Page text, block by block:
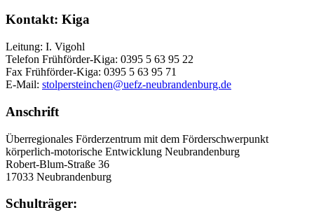
Kontakt: Kiga
Leitung: I. Vigohl
Telefon Frühförder-Kiga: 0395 5 63 95 22
Fax Frühförder-Kiga: 0395 5 63 95 71
E-Mail: stolpersteinchen@uefz-neubrandenburg.de
Anschrift
Überregionales Förderzentrum mit dem Förderschwerpunkt
körperlich-motorische Entwicklung Neubrandenburg
Robert-Blum-Straße 36
17033 Neubrandenburg
Schulträger: